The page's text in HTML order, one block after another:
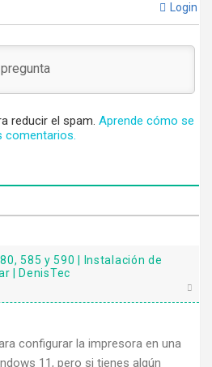
Login
reducir el spam. Aprende cómo se
comentarios.
585 y 590 | Instalación de
| DenisTec
configurar la impresora en una
11, pero si tienes algún